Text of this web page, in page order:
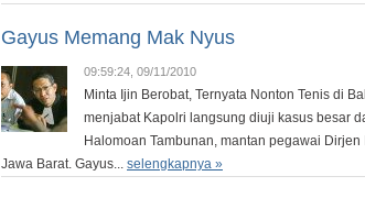
Gayus Memang Mak Nyus
09:59:24, 09/11/2010
Minta Ijin Berobat, Ternyata Nonton Tenis di
menjabat Kapolri langsung diuji kasus besar
Halomoan Tambunan, mantan pegawai
Jawa Barat. Gayus... selengkapnya »